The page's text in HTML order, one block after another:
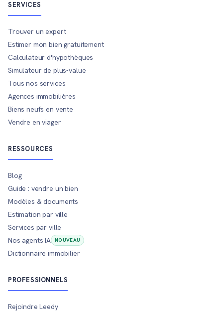
SERVICES
Trouver un expert
Estimer mon bien gratuitement
Calculateur d'hypothèques
Simulateur de plus-value
Tous nos services
Agences immobilières
Biens neufs en vente
Vendre en viager
RESSOURCES
Blog
Guide : vendre un bien
Modèles & documents
Estimation par ville
Services par ville
Nos agents IA
NOUVEAU
Dictionnaire immobilier
PROFESSIONNELS
Rejoindre Leedy